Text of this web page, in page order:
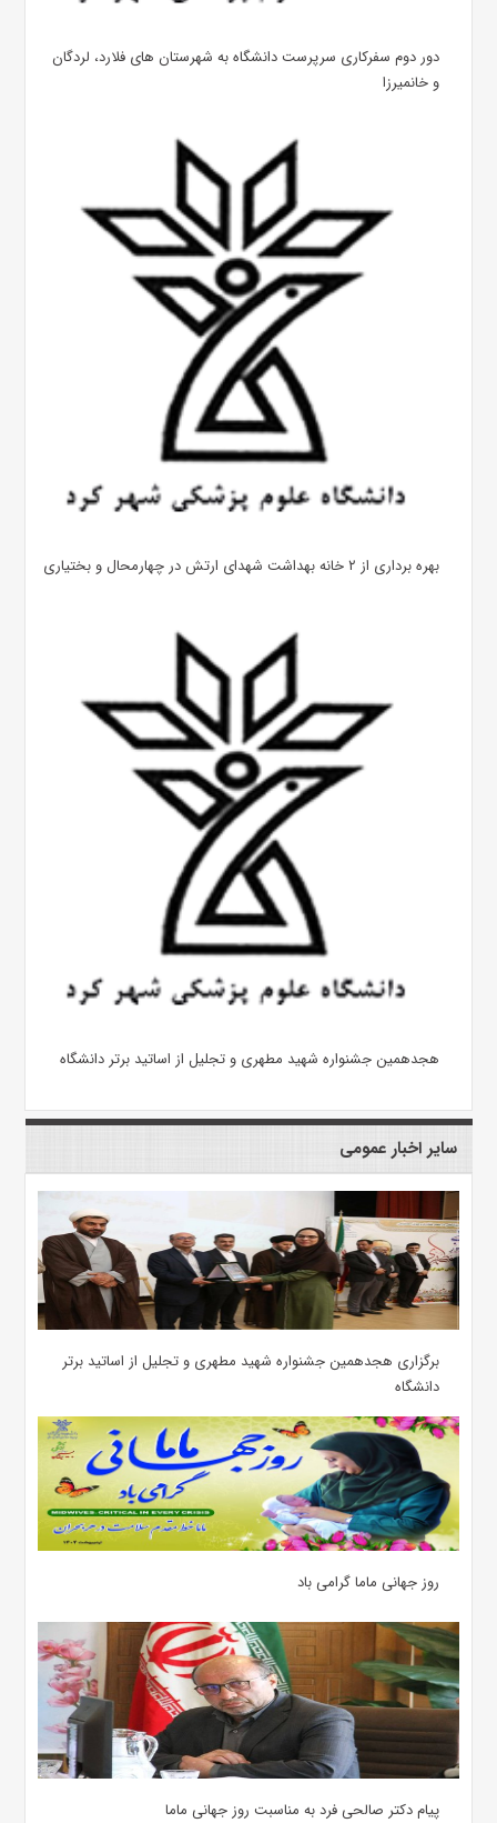
دور دوم سفرکاری سرپرست دانشگاه به شهرستان های فلارد، لردگان
و خانمیرزا
بهره ‌برداری از ۲ خانه بهداشت شهدای ارتش در چهارمحال و بختیاری
هجدهمین جشنواره شهید مطهری و تجلیل از اساتید برتر دانشگاه
سایر اخبار عمومی
برگزاری هجدهمین جشنواره شهید مطهری و تجلیل از اساتید برتر
دانشگاه
روز جهانی ماما گرامی باد
پیام دکتر صالحی فرد به مناسبت روز جهانی ماما